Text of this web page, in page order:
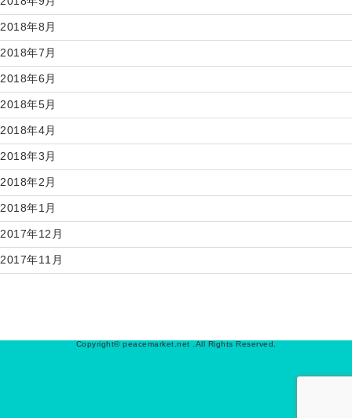
2018年8月
2018年7月
2018年6月
2018年5月
2018年4月
2018年3月
2018年2月
2018年1月
2017年12月
2017年11月
Copyright© peacemarket.net .All Rights Reserved.